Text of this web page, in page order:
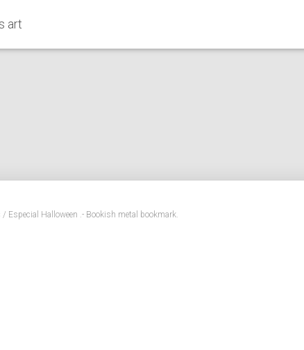
art
/ Especial Halloween .- Bookish metal bookmark.